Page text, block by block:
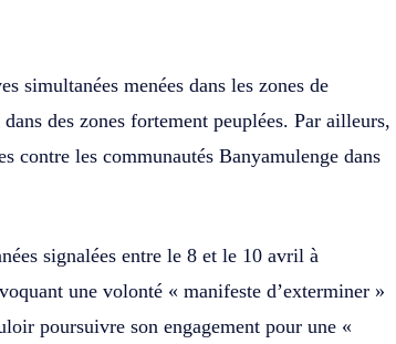
simultanées menées dans les zones de
des zones fortement peuplées. Par ailleurs,
contre les communautés Banyamulenge dans
signalées entre le 8 et le 10 avril à
une volonté « manifeste d’exterminer »
poursuivre son engagement pour une «